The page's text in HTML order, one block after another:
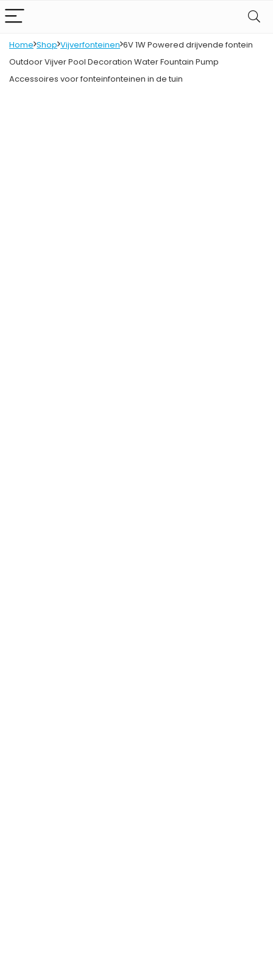
Home Shop Vijverfonteinen 6V 1W Powered drijvende fontein
Outdoor Vijver Pool Decoration Water Fountain Pump
Accessoires voor fonteinfonteinen in de tuin